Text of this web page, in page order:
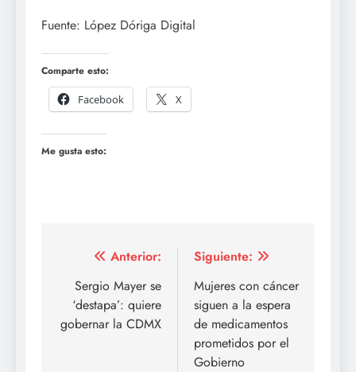
Fuente: López Dóriga Digital
Comparte esto:
Facebook
X
Me gusta esto:
Navegación
de
entradas
Anterior:
Sergio Mayer se
‘destapa’: quiere
gobernar la CDMX
Siguiente:
Mujeres con cáncer
siguen a la espera
de medicamentos
prometidos por el
Gobierno